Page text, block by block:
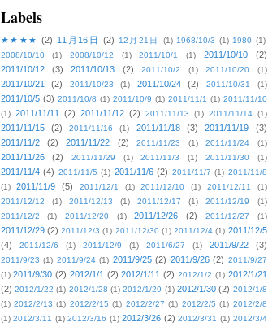
Labels
★★★★ (2) 11月16日 (2) 12月21日 (1) 1968/10/3 (1) 1980 (1)
2008/10/10
(1) 2008/10/12 (1) 2011/10/1 (1) 2011/10/10
(2)
2011/10/12
(3) 2011/10/13 (2) 2011/10/2 (1) 2011/10/20 (1)
2011/10/21 (2) 2011/10/23 (1) 2011/10/24 (2) 2011/10/31 (1)
2011/10/5 (3) 2011/10/8 (1) 2011/10/9 (1) 2011/11/1 (1) 2011/11/10
(1) 2011/11/11 (2) 2011/11/12 (2) 2011/11/13 (1) 2011/11/14 (1)
2011/11/15 (2) 2011/11/16 (1) 2011/11/18 (3) 2011/11/19
(3)
2011/11/2
(2) 2011/11/22 (2) 2011/11/23 (1) 2011/11/24 (1)
2011/11/26 (2) 2011/11/29 (1) 2011/11/3 (1) 2011/11/30 (1)
2011/11/4 (4) 2011/11/5 (1) 2011/11/6 (2) 2011/11/7 (1) 2011/11/8
(1)
2011/11/9 (5) 2011/12/1 (1) 2011/12/10 (1) 2011/12/11
(1)
2011/12/12
(1) 2011/12/13 (1) 2011/12/17 (1) 2011/12/19
(1)
2011/12/2
(1) 2011/12/20 (1) 2011/12/26 (2) 2011/12/27 (1)
2011/12/29 (2) 2011/12/3 (1) 2011/12/30 (1) 2011/12/4 (1) 2011/12/5
(4)
2011/12/6 (1) 2011/12/9 (1) 2011/6/27 (1) 2011/9/22 (3)
2011/9/23 (1) 2011/9/24 (1) 2011/9/25 (2) 2011/9/26 (2) 2011/9/27
(1) 2011/9/30 (2) 2012/1/1 (2) 2012/1/11 (2) 2012/1/2 (1) 2012/1/21
(2) 2012/1/22 (1) 2012/1/28 (1) 2012/1/29 (1) 2012/1/30 (2) 2012/1/8
(1) 2012/2/13 (1) 2012/2/15 (1) 2012/2/27 (1) 2012/2/5 (1) 2012/2/8
(1) 2012/3/11 (1) 2012/3/16 (1) 2012/3/26 (2) 2012/3/31 (1) 2012/3/4